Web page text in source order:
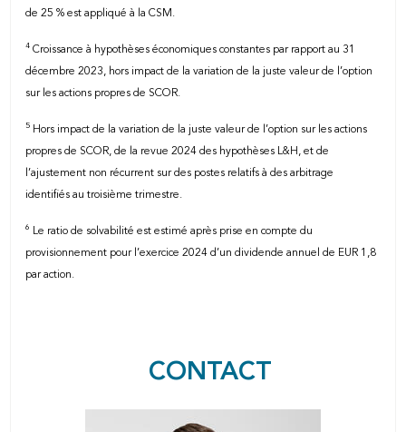
de 25 % est appliqué à la CSM.
4 Croissance à hypothèses économiques constantes par rapport au 31
décembre 2023, hors impact de la variation de la juste valeur de l’option
sur les actions propres de SCOR.
5 Hors impact de la variation de la juste valeur de l’option sur les actions
propres de SCOR, de la revue 2024 des hypothèses L&H, et de
l’ajustement non récurrent sur des postes relatifs à des arbitrage
identifiés au troisième trimestre.
6
Le ratio de solvabilité est estimé après prise en compte du
provisionnement pour l’exercice 2024 d’un dividende annuel de EUR 1,8
par action.
CONTACT